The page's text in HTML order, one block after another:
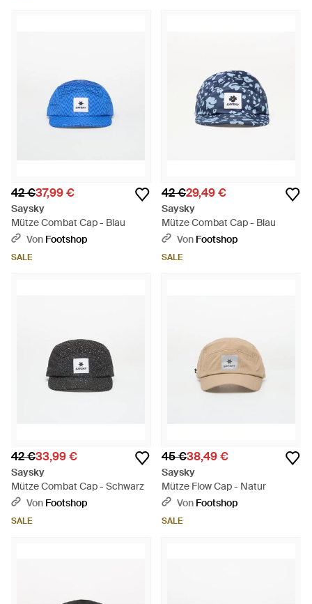
42 €37,99 €
Saysky
Mütze Combat Cap - Blau
Von Footshop
SALE
42 €29,49 €
Saysky
Mütze Combat Cap - Blau
Von Footshop
SALE
42 €33,99 €
Saysky
Mütze Combat Cap - Schwarz
Von Footshop
SALE
45 €38,49 €
Saysky
Mütze Flow Cap - Natur
Von Footshop
SALE